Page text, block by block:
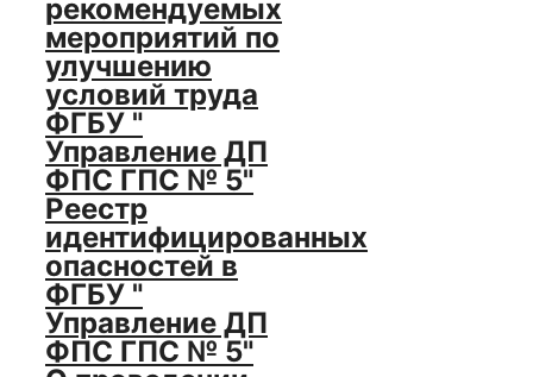
рекомендуемых
мероприятий по
улучшению
условий труда
ФГБУ "
Управление ДП
ФПС ГПС № 5"
Реестр
идентифицированных
опасностей в
ФГБУ "
Управление ДП
ФПС ГПС № 5"